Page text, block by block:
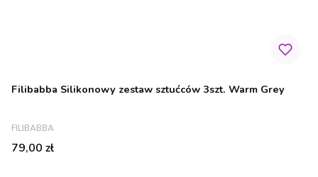
Filibabba Silikonowy zestaw sztućców 3szt. Warm Grey
PRODUCENT
FILIBABBA
Cena
79,00 zł